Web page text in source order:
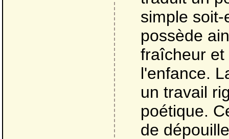
simple
possède
fraîcheur et
l'enfance.
un travail
poétique.
de